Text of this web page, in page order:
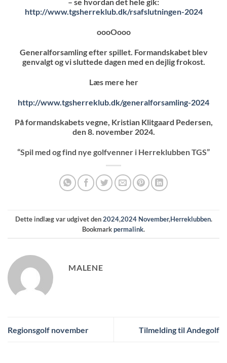
– se hvordan det hele gik:
http://www.tgsherreklub.dk/rsafslutningen-2024
oooOooo
Generalforsamling efter spillet. Formandskabet blev
genvalgt og vi sluttede dagen med en dejlig frokost.
Læs mere her
http://www.tgsherreklub.dk/generalforsamling-2024
På formandskabets vegne, Kristian Klitgaard Pedersen,
den 8. november 2024.
“Spil med og find nye golfvenner i Herreklubben TGS”
Dette indlæg var udgivet den2024,2024 November,Herreklubben.
Bookmarkpermalink.
MALENE
Regionsgolf november Tilmelding til Andegolf